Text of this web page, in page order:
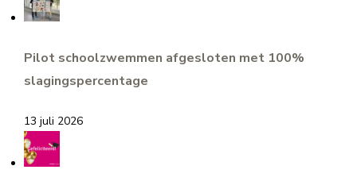
Pilot schoolzwemmen afgesloten met 100%
slagingspercentage
13 juli 2026